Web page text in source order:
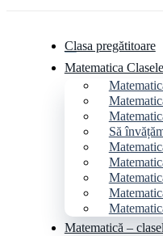
Clasa pregătitoare
Matematica
Să
Matematică –